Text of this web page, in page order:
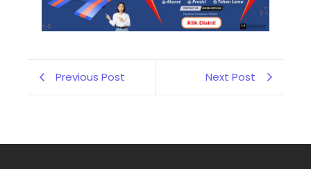
Previous Post Next Post